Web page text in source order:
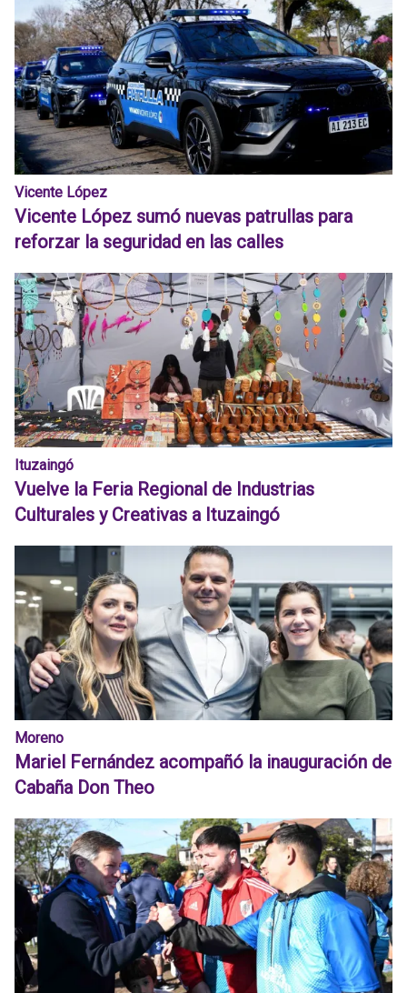
Vicente López
Vicente López sumó nuevas patrullas para
reforzar la seguridad en las calles
Ituzaingó
Vuelve la Feria Regional de Industrias
Culturales y Creativas a Ituzaingó
Moreno
Mariel Fernández acompañó la inauguración de
Cabaña Don Theo